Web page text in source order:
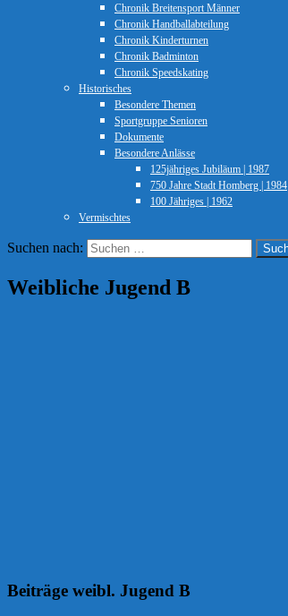
Chronik Breitensport Männer
Chronik Handballabteilung
Chronik Kinderturnen
Chronik Badminton
Chronik Speedskating
Historisches
Besondere Themen
Sportgruppe Senioren
Dokumente
Besondere Anlässe
125jähriges Jubiläum | 1987
750 Jahre Stadt Homberg | 1984
100 Jähriges | 1962
Vermischtes
Suchen nach:
Weibliche Jugend B
Beiträge weibl. Jugend B